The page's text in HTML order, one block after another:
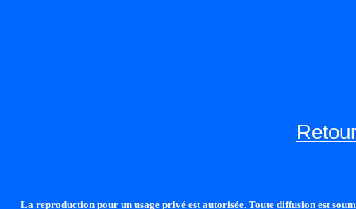
La reproduction pour un usage privé est autorisée. Toute diffusion est